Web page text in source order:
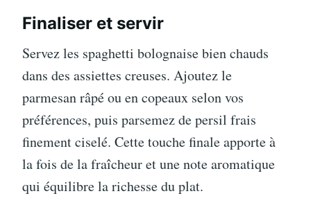
Finaliser et servir
Servez les spaghetti bolognaise bien chauds
dans des assiettes creuses. Ajoutez le
parmesan râpé ou en copeaux selon vos
préférences, puis parsemez de persil frais
finement ciselé. Cette touche finale apporte à
la fois de la fraîcheur et une note aromatique
qui équilibre la richesse du plat.